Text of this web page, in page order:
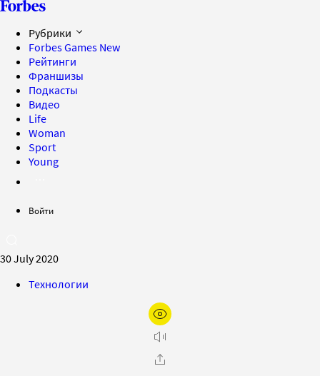
Рубрики
Forbes Games New
Рейтинги
Франшизы
Подкасты
Видео
Life
Woman
Sport
Young
Войти
30 July 2020
Технологии